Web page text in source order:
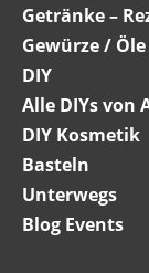
Getränke –
Gewürze /
DIY
Alle DIYs von
DIY Kosmetik
Basteln
Unterwegs
Blog Events